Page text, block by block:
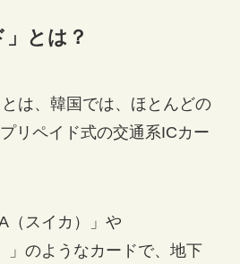
」とは？
は、韓国では、ほとんどの
リペイド式の交通系ICカー
（スイカ）」や
」のようなカードで、地下